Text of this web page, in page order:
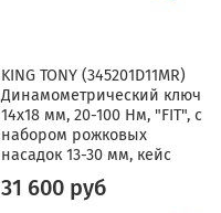
KING TONY (345201D11MR)
Динамометрический ключ
14х18 мм, 20-100 Нм, "FIT", с
набором рожковых
насадок 13-30 мм, кейс
31 600 руб